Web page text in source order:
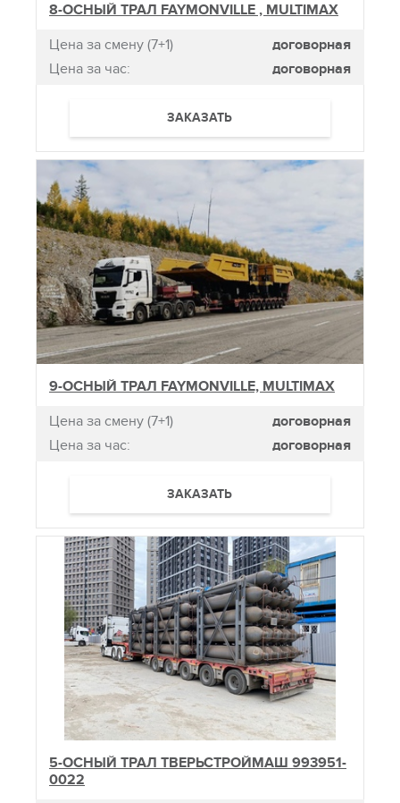
8-ОСНЫЙ ТРАЛ FAYMONVILLE , MULTIMAX
Цена за смену (7+1)
договорная
Цена за час:
договорная
ЗАКАЗАТЬ
9-ОСНЫЙ ТРАЛ FAYMONVILLE, MULTIMAX
Цена за смену (7+1)
договорная
Цена за час:
договорная
ЗАКАЗАТЬ
5-ОСНЫЙ ТРАЛ ТВЕРЬСТРОЙМАШ 993951-
0022